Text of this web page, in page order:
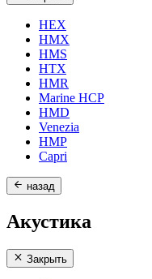
HEX
HMX
HMS
HTX
HMR
Marine HCP
HMD
Venezia
HMP
Capri
назад
Акустика
Закрыть